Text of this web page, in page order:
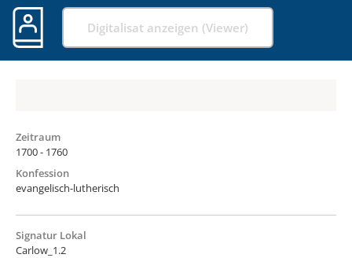
Digitalisat anzeigen (Viewer)
Zeitraum
1700 - 1760
Konfession
evangelisch-lutherisch
Signatur Lokal
Carlow_1.2